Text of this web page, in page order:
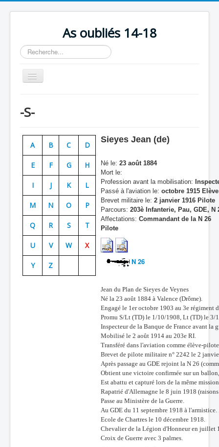
As oubliés 14-18
Rechercher
Basculer
la
Chronologie
Escadrilles
Organisation
Avions
Personnels
Doctrines
Batailles
Les As
Cahiers des As
-S-
A B C D
E F G H
I J K L
M N O P
Q R S T
U V W X
Y Z
Sieyes Jean (de)
Né le: 23 août 1884
Mort le:
Profession avant la mobilisation:
Passé à l'aviation le: octobre 1915
Brevet militaire le: 2 janvier 1916 Pilote
Parcours: 203è Infanterie, Pau, GDE, N
Affectations: Commandant de la N 26
Pilote
N 26
Jean du Plan de Sieyes de Veynes
Né la 23 août 1884 à Valence (Drôme).
Engagé le 1er octobre 1903 au 3e régiment
Promu S/Lt (TD) le 1/10/1908, Lt (TD) le 3/
Inspecteur de la Banque de France avant la
Mobilisé le 2 août 1914 au 203e RI.
Transféré dans l'aviation comme élève-
Brevet de pilote militaire n° 2242 le 2
Après passage au GDE rejoint la N 26
Obtient une victoire confirmée sur un
Est abattu et capturé lors de la même
Rapatrié d'Allemagne le 8 juin 1918 (raisons
Passe au Ministère de la Guerre.
Au GDE du 11 septembre 1918 à l'armistice.
Ecole de Chartres le 10 décembre 1918.
Chevalier de la Légion d'Honneur en juillet
Croix de Guerre avec 3 palmes.